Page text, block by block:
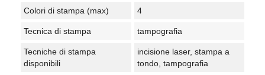
Colori di stampa (max) 4
Tecnica di stampa tampografia
Tecniche di stampa
disponibili
incisione laser, stampa a
tondo, tampografia